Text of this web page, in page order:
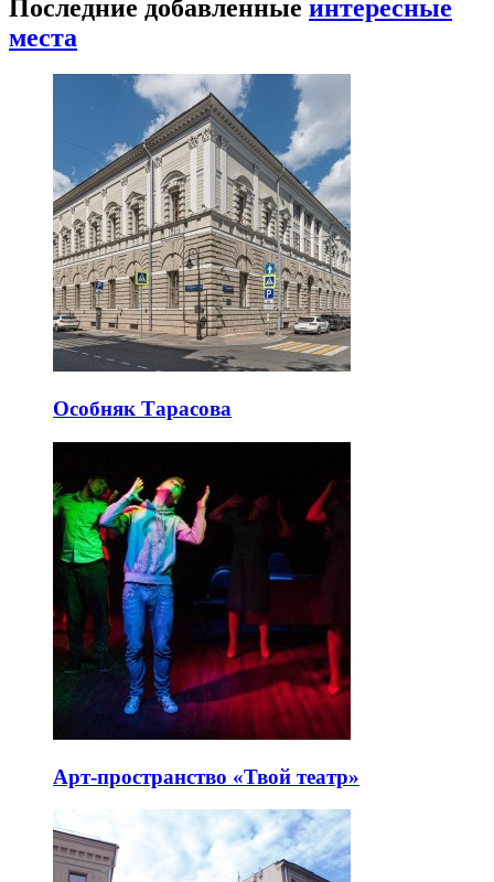
Последние добавленные интересные
места
Особняк Тарасова
Арт-пространство «Твой театр»